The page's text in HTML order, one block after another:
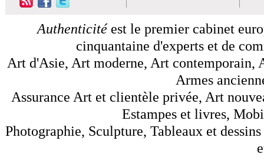
Authenticitéest le premier cabinet
cinquantaine d'experts et de
Art d'Asie, Art moderne, Art contemporain,
Armes
Assurance Art et clientèle privée, Art
Estampes et livres,
Photographie, Sculpture, Tableaux et